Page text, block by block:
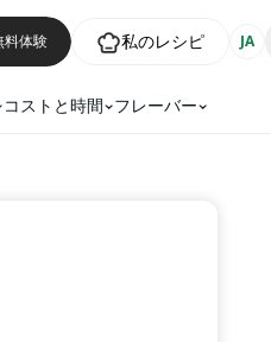
料体験 私のレシピ JA
コストと時間 フレーバー